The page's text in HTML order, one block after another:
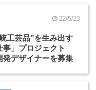
22/5/23
工芸品”を生み出す
事」プロジェクト
発デザイナーを募集